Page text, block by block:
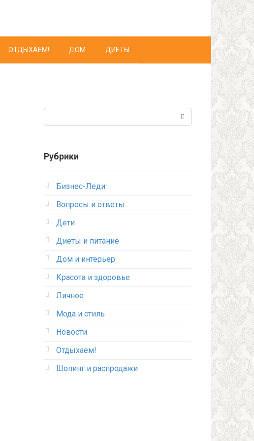
ОТДЫХАЕМ! ДОМ ДИЕТЫ
Рубрики
Бизнес-Леди
Вопросы и ответы
Дети
Диеты и питание
Дом и интерьер
Красота и здоровье
Личное
Мода и стиль
Новости
Отдыхаем!
Шопинг и распродажи